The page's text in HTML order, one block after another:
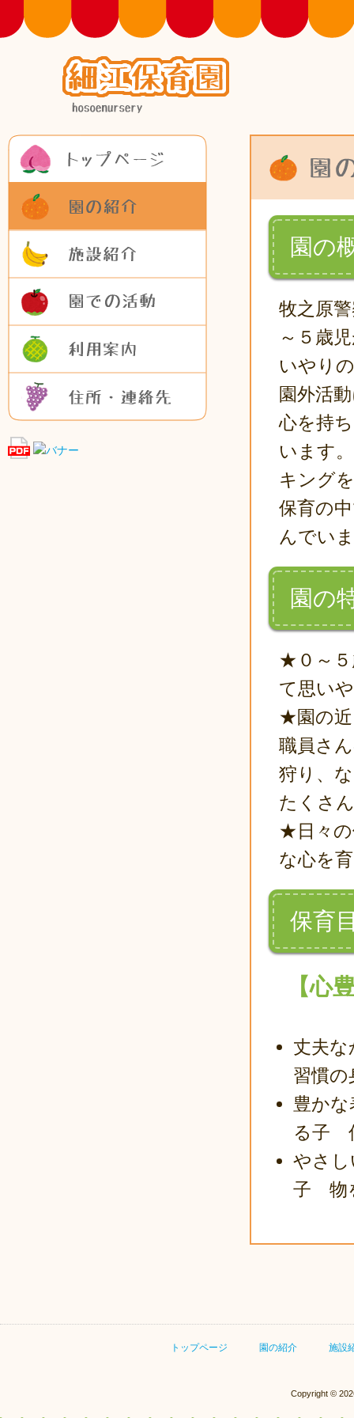
園の
牧之原
～５歳
いやり
園外活
心を持
います
キング
保育の
んでい
園の
★０～５
て思い
★園の近
職員さ
狩り、
たくさ
★日々の
な心を
保育
【心
丈夫
習慣
豊か
る子
やさ
子 物
トップページ 園の紹介 施設
Copyright ©